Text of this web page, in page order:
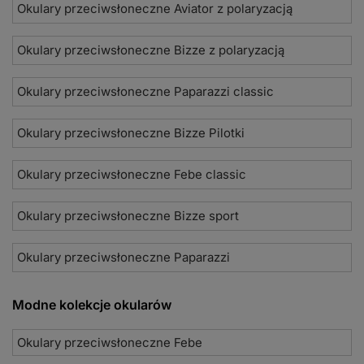
Okulary przeciwsłoneczne Aviator z polaryzacją
Okulary przeciwsłoneczne Bizze z polaryzacją
Okulary przeciwsłoneczne Paparazzi classic
Okulary przeciwsłoneczne Bizze Pilotki
Okulary przeciwsłoneczne Febe classic
Okulary przeciwsłoneczne Bizze sport
Okulary przeciwsłoneczne Paparazzi
Modne kolekcje okularów
Okulary przeciwsłoneczne Febe